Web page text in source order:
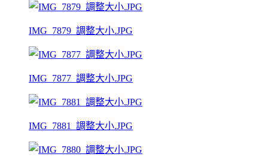
IMG_7879_調整大小.JPG
IMG_7877_調整大小.JPG
IMG_7881_調整大小.JPG